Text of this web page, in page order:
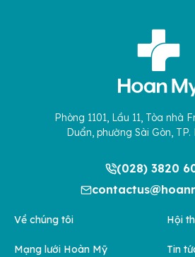
Phòng 1101, Lầu 11, Tòa nhà
Duẩn, phường Sài Gòn, TP.
(028) 3820
Về chúng tôi
Mạng lưới Hoàn Mỹ
Hội
Tin